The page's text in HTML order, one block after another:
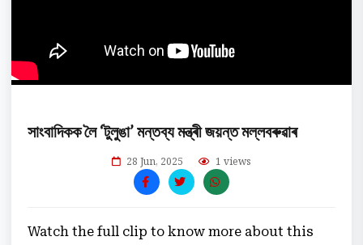
সাংবাদিকক লৈ ‘টুলুঙা’ মন্তব্য মন্ত্ৰী জয়ন্ত মল্লবৰুৱাৰ
28 Jun, 2025 1 views
Watch the full clip to know more about this